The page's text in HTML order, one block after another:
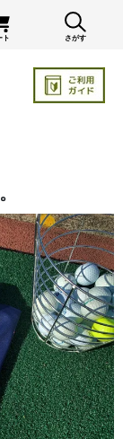
ト さがす
報・買い